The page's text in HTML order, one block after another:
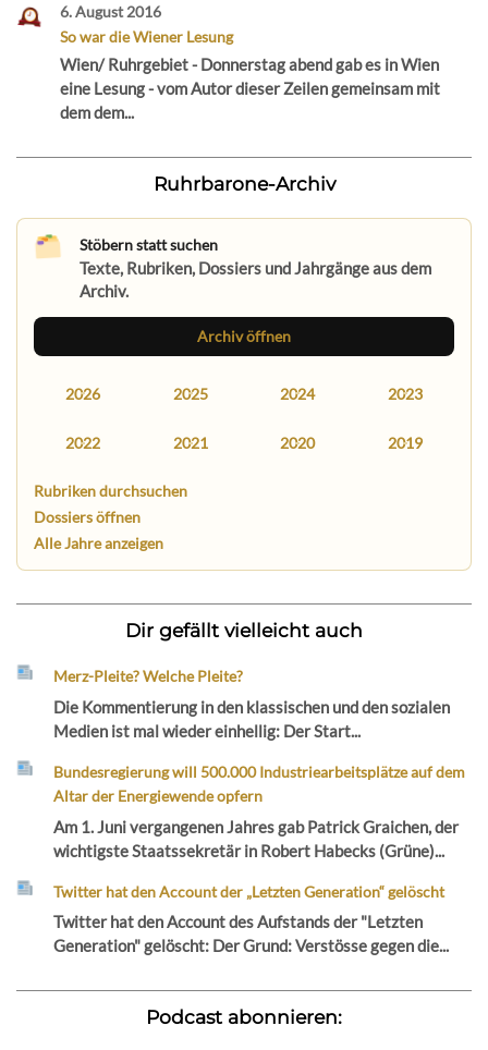
6. August 2016
So war die Wiener Lesung
Wien/ Ruhrgebiet - Donnerstag abend gab es in Wien
eine Lesung - vom Autor dieser Zeilen gemeinsam mit
dem dem...
Ruhrbarone-Archiv
Stöbern statt suchen
Texte, Rubriken, Dossiers und Jahrgänge aus dem
Archiv.
Archiv öffnen
2026 2025 2024 2023
2022 2021 2020 2019
Rubriken durchsuchen
Dossiers öffnen
Alle Jahre anzeigen
Dir gefällt vielleicht auch
Merz-Pleite? Welche Pleite?
Die Kommentierung in den klassischen und den sozialen
Medien ist mal wieder einhellig: Der Start...
Bundesregierung will 500.000 Industriearbeitsplätze auf dem
Altar der Energiewende opfern
Am 1. Juni vergangenen Jahres gab Patrick Graichen, der
wichtigste Staatssekretär in Robert Habecks (Grüne)...
Twitter hat den Account der „Letzten Generation“ gelöscht
Twitter hat den Account des Aufstands der "Letzten
Generation" gelöscht: Der Grund: Verstösse gegen die...
Podcast abonnieren: